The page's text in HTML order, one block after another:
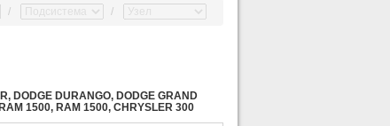
DODGE DURANGO, DODGE GRAND
1500, RAM 1500, CHRYSLER 300